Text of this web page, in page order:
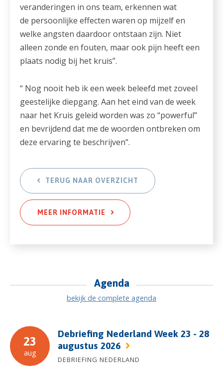
veranderingen in ons team, erkennen wat
de persoonlijke effecten waren op mijzelf en
welke angsten daardoor ontstaan zijn. Niet
alleen zonde en fouten, maar ook pijn heeft een
plaats nodig bij het kruis”.
“ Nog nooit heb ik een week beleefd met zoveel
geestelijke diepgang. Aan het eind van de week
naar het Kruis geleid worden was zo “powerful”
en bevrijdend dat me de woorden ontbreken om
deze ervaring te beschrijven”.
TERUG NAAR OVERZICHT
MEER INFORMATIE
Agenda
bekijk de complete agenda
23
aug
Debriefing Nederland Week 23 - 28
augustus 2026
DEBRIEFING NEDERLAND